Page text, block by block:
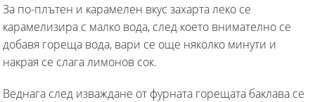
За по-плътен и карамелен вкус захарта леко се
карамелизира с малко вода, след което внимателно се
добавя гореща вода, вари се още няколко минути и
накрая се слага лимонов сок.
Веднага след изваждане от фурната горещата баклава се